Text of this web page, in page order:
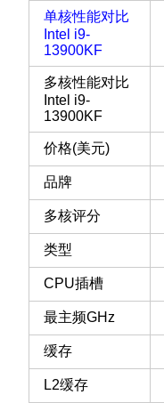
单核性能对比
Intel i9-
13900KF
多核性能对比
Intel i9-
13900KF
价格(美元)
品牌
多核评分
类型
CPU插槽
最主频GHz
缓存
L2缓存